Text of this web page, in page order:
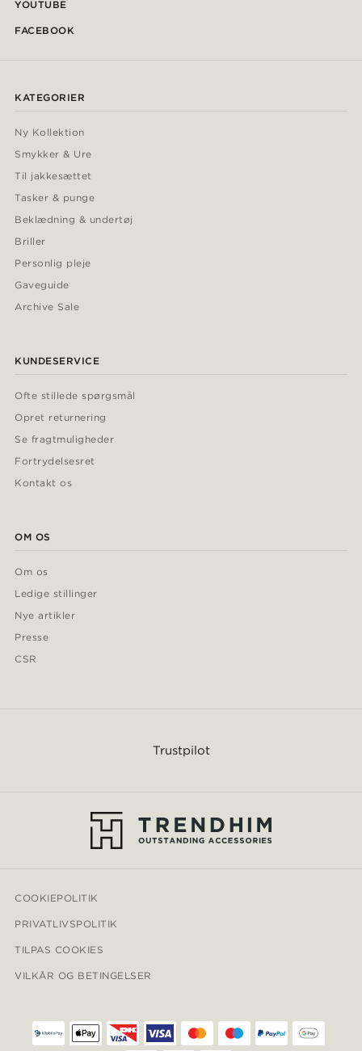
YOUTUBE
FACEBOOK
KATEGORIER
Ny Kollektion
Smykker & Ure
Til jakkesættet
Tasker & punge
Beklædning & undertøj
Briller
Personlig pleje
Gaveguide
Archive Sale
KUNDESERVICE
Ofte stillede spørgsmål
Opret returnering
Se fragtmuligheder
Fortrydelsesret
Kontakt os
OM OS
Om os
Ledige stillinger
Nye artikler
Presse
CSR
Trustpilot
COOKIEPOLITIK
PRIVATLIVSPOLITIK
TILPAS COOKIES
VILKÅR OG BETINGELSER